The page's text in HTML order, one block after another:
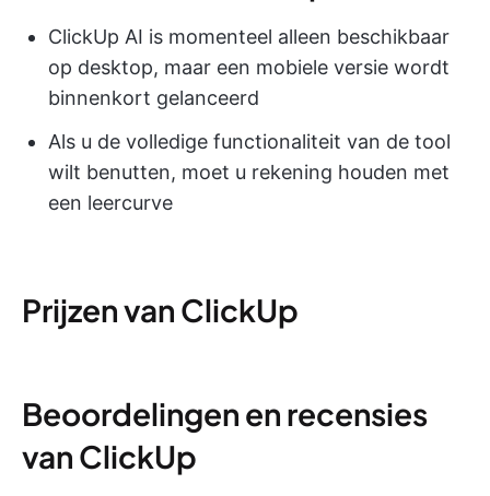
ClickUp AI is momenteel alleen beschikbaar
op desktop, maar een mobiele versie wordt
binnenkort gelanceerd
Als u de volledige functionaliteit van de tool
wilt benutten, moet u rekening houden met
een leercurve
Prijzen van ClickUp
Beoordelingen en recensies
van ClickUp